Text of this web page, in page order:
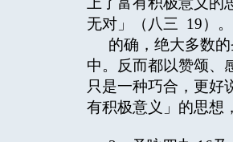
无对」（八三 19）
的确，绝大多数
中。反而都以赞颂、
只是一种巧合，更好
有积极意义」的思想